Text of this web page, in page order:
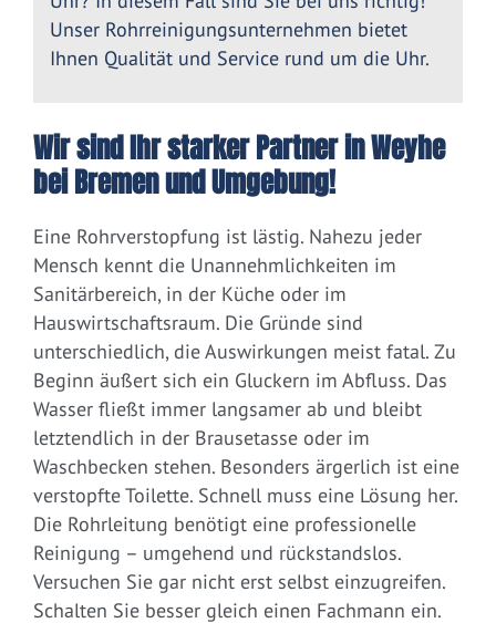
Unser Rohrreinigungsunternehmen bietet
Ihnen Qualität und Service rund um die Uhr.
Wir sind Ihr starker Partner in Weyhe
bei Bremen und Umgebung!
Eine Rohrverstopfung ist lästig. Nahezu jeder
Mensch kennt die Unannehmlichkeiten im
Sanitärbereich, in der Küche oder im
Hauswirtschaftsraum. Die Gründe sind
unterschiedlich, die Auswirkungen meist fatal. Zu
Beginn äußert sich ein Gluckern im Abfluss. Das
Wasser fließt immer langsamer ab und bleibt
letztendlich in der Brausetasse oder im
Waschbecken stehen. Besonders ärgerlich ist eine
verstopfte Toilette. Schnell muss eine Lösung her.
Die Rohrleitung benötigt eine professionelle
Reinigung – umgehend und rückstandslos.
Versuchen Sie gar nicht erst selbst einzugreifen.
Schalten Sie besser gleich einen Fachmann ein.